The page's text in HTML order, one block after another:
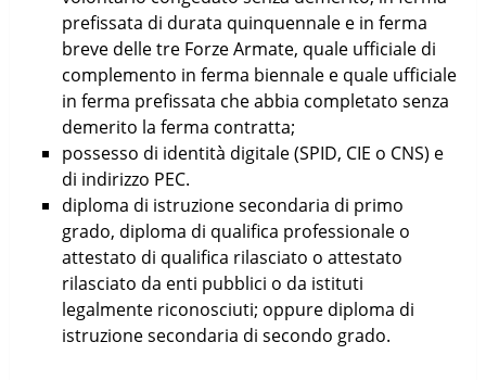
prefissata di durata quinquennale e in ferma
breve delle tre Forze Armate, quale ufficiale di
complemento in ferma biennale e quale ufficiale
in ferma prefissata che abbia completato senza
demerito la ferma contratta;
possesso di identità digitale (SPID, CIE o CNS) e
di indirizzo PEC.
diploma di istruzione secondaria di primo
grado, diploma di qualifica professionale o
attestato di qualifica rilasciato o attestato
rilasciato da enti pubblici o da istituti
legalmente riconosciuti; oppure diploma di
istruzione secondaria di secondo grado.